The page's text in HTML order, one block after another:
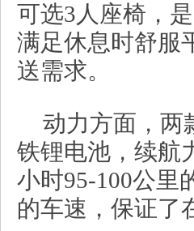
可选3人座椅，
满足休息时舒服
送需求。
动力方面，两
铁锂电池，续航
小时95-100公里
的车速，保证了